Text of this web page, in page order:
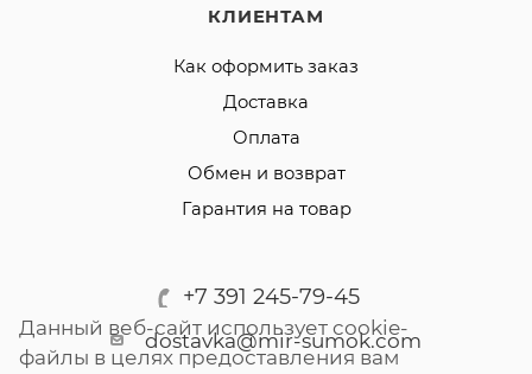
КЛИЕНТАМ
Как оформить заказ
Доставка
Оплата
Обмен и возврат
Гарантия на товар
+7 391 245-79-45
dostavka@mir-sumok.com
Данный веб-сайт использует cookie-
файлы в целях предоставления вам